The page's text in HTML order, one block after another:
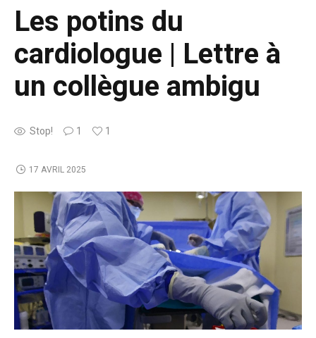
Les potins du
cardiologue | Lettre à
un collègue ambigu
Stop! 1 1
17 AVRIL 2025